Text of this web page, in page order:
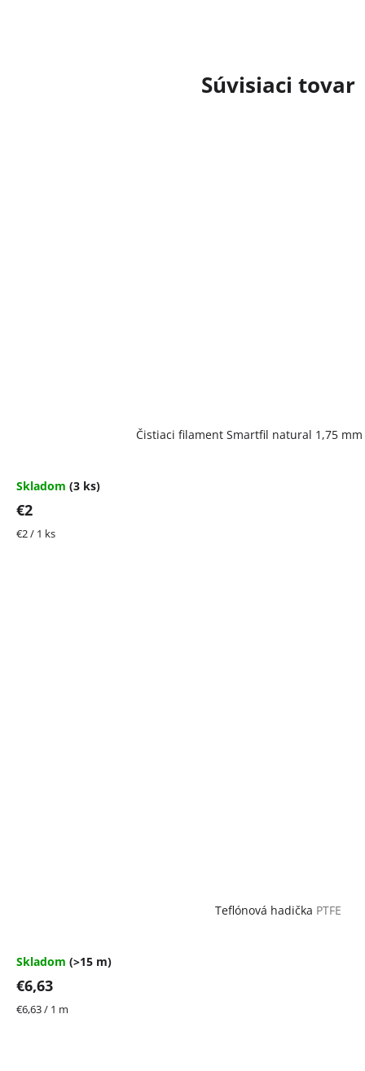
Súvisiaci tovar
Čistiaci filament Smartfil natural 1,75
Skladom (3 ks)
€2
Jednotková
€2 / 1 ks
Teflónová hadička PTFE
Skladom (>15 m)
€6,63
Jednotková
€6,63 / 1 m